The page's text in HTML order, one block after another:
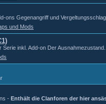
ons Gegenangriff und
und Mods
inkl. Add-on Der Ausnahmezustand.
- Enthält die Clanforen der hier